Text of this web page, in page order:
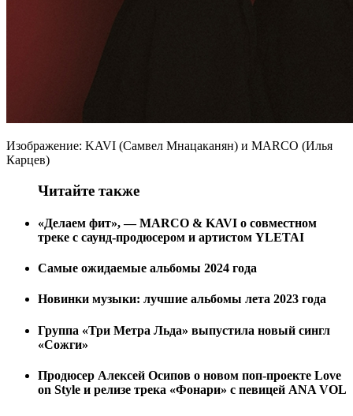
Изображение: KAVI (Самвел Мнацаканян) и MARCO (Илья
Карцев)
Читайте также
«Делаем фит», — MARCO & KAVI о совместном
треке с саунд-продюсером и артистом YLETAI
Самые ожидаемые альбомы 2024 года
Новинки музыки: лучшие альбомы лета 2023 года
Группа «Три Метра Льда» выпустила новый сингл
«Сожги»
Продюсер Алексей Осипов о новом поп-проекте Love
on Style и релизе трека «Фонари» с певицей ANA VOL